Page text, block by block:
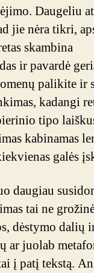
Daugeliu
jie nėra tikri,
skambina
ir pavardė
palikite ir
kadangi
tipo
kabinamas
galės
daugiau
tai ne
dėstymo dalių
ar juolab
į patį tekstą.